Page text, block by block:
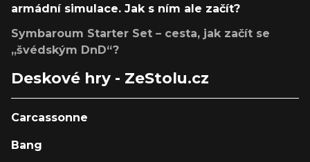
armádní simulace. Jak s ním ale začít?
Symbaroum Starter Set – cesta, jak začít se
„švédským DnD“?
Deskové hry - ZeStolu.cz
Carcassonne
Bang